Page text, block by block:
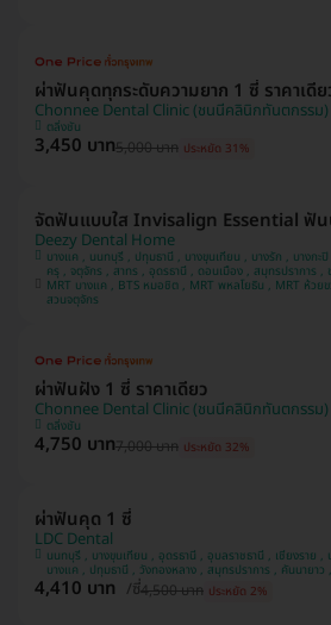
ผ่าฟันคุดทุกระดับความยาก 1 ซี่ ราคาเดีย
Chonnee Dental Clinic (ชนนีคลินิกทันตกรรม)
ตลิ่งชัน
3,450 บาท5,000 บาท ประหยัด 31%
จัดฟันแบบใส Invisalign Essential ฟัน
Deezy Dental Home
บางแค , นนทบุรี , ปทุมธานี , บางขุนเทียน , บางรัก , บางกะปิ , อุบลราชธานี , ทุ่ง
ครุ , จตุจักร , สาทร , อุดรธานี , ดอนเมือง , สมุทรปราการ , ขอนแก่น , ห้วยขวาง
, วังทองหลาง , มีนบุรี
MRT บางแค , BTS หมอชิต , MRT พหลโยธิน , MRT ห้วยขวาง , MRT
สวนจตุจักร
ผ่าฟันฝัง 1 ซี่ ราคาเดียว
Chonnee Dental Clinic (ชนนีคลินิกทันตกรรม)
ตลิ่งชัน
4,750 บาท7,000 บาท ประหยัด 32%
ผ่าฟันคุด 1 ซี่
LDC Dental
นนทบุรี , บางขุนเทียน , อุดรธานี , อุบลราชธานี , เชียงราย , นครศรีธรรมราช ,
บางแค , ปทุมธานี , วังทองหลาง , สมุทรปราการ , คันนายาว , หลักสี่ , บางเขน ,
สวนหลวง , มีนบุรี , นครพนม , ทวีวัฒนา
4,410 บาท /ซี่4,500 บาท ประหยัด 2%